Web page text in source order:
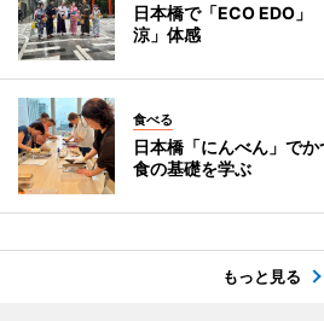
日本橋で「ECO EDO
涼」体感
食べる
日本橋「にんべん」で
食の基礎を学ぶ
もっと見る